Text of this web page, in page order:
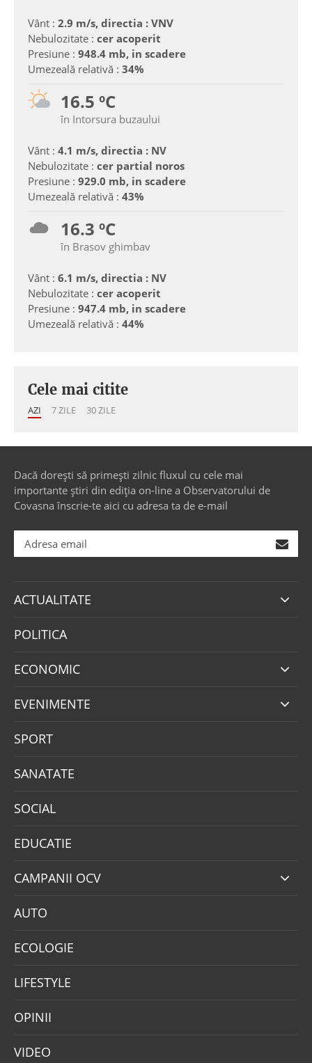
Vânt : 2.9 m/s, directia : VNV
Nebulozitate : cer acoperit
Presiune : 948.4 mb, in scadere
Umezeală relativă : 34%
16.5 ºC
în Intorsura buzaului
Vânt : 4.1 m/s, directia : NV
Nebulozitate : cer partial noros
Presiune : 929.0 mb, in scadere
Umezeală relativă : 43%
16.3 ºC
în Brasov ghimbav
Vânt : 6.1 m/s, directia : NV
Nebulozitate : cer acoperit
Presiune : 947.4 mb, in scadere
Umezeală relativă : 44%
Cele mai citite
AZI 7 ZILE 30 ZILE
Dacă dorești să primești zilnic fluxul cu cele mai
importante știri din ediția on-line a Observatorului de
Covasna înscrie-te aici cu adresa ta de e-mail
ACTUALITATE
POLITICA
ECONOMIC
EVENIMENTE
SPORT
SANATATE
SOCIAL
EDUCATIE
CAMPANII OCV
AUTO
ECOLOGIE
LIFESTYLE
OPINII
VIDEO